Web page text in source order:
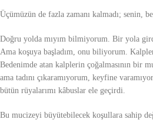
Üçümüzün de fazla zamanı kalmadı; senin,
Doğru yolda mıyım bilmiyorum. Bir yola
Ama koşuya başladım, onu biliyorum.
Bedenimde atan kalplerin çoğalmasının bir
ama tadını çıkaramıyorum, keyfine
bütün rüyalarımı kâbuslar ele geçirdi.
Bu mucizeyi büyütebilecek koşullara sahip